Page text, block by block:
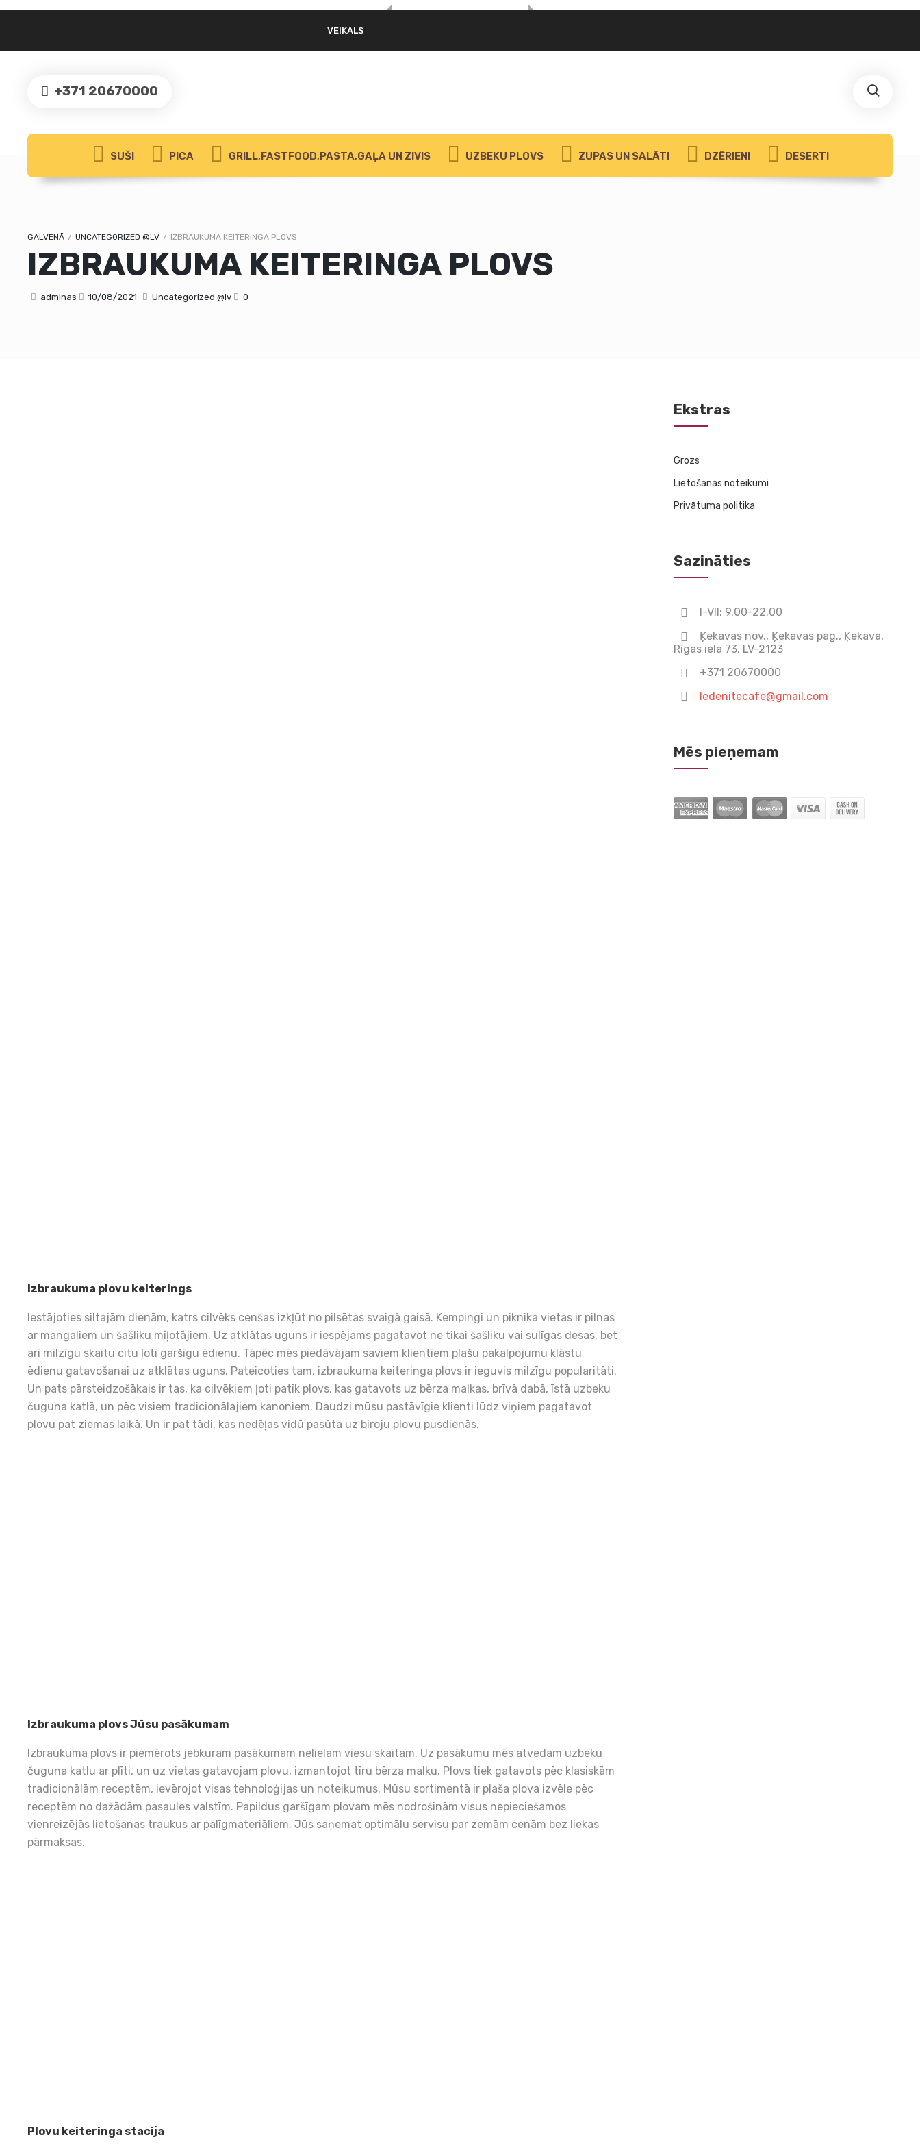
VEIKALS
+371 20670000
SUŠI PICA GRILL,FASTFOOD,PASTA,GAĻA UN ZIVIS UZBEKU PLOVS ZUPAS UN SALĀTI DZĒRIENI DESERTI
GALVENĀ / UNCATEGORIZED @LV / IZBRAUKUMA KEITERINGA PLOVS
IZBRAUKUMA KEITERINGA PLOVS
adminas 10/08/2021 Uncategorized @lv 0
Izbraukuma plovu keiterings
Iestājoties siltajām dienām, katrs cilvēks cenšas izkļūt no pilsētas svaigā gaisā. Kempingi un piknika vietas ir pilnas
ar mangaliem un šašliku mīļotājiem. Uz atklātas uguns ir iespējams pagatavot ne tikai šašliku vai sulīgas desas, bet
arī milzīgu skaitu citu ļoti garšīgu ēdienu. Tāpēc mēs piedāvājam saviem klientiem plašu pakalpojumu klāstu
ēdienu gatavošanai uz atklātas uguns. Pateicoties tam, izbraukuma keiteringa plovs ir ieguvis milzīgu popularitāti.
Un pats pārsteidzošākais ir tas, ka cilvēkiem ļoti patīk plovs, kas gatavots uz bērza malkas, brīvā dabā, īstā uzbeku
čuguna katlā, un pēc visiem tradicionālajiem kanoniem. Daudzi mūsu pastāvīgie klienti lūdz viņiem pagatavot
plovu pat ziemas laikā. Un ir pat tādi, kas nedēļas vidū pasūta uz biroju plovu pusdienās.
Izbraukuma plovs Jūsu pasākumam
Izbraukuma plovs ir piemērots jebkuram pasākumam nelielam viesu skaitam. Uz pasākumu mēs atvedam uzbeku
čuguna katlu ar plīti, un uz vietas gatavojam plovu, izmantojot tīru bērza malku. Plovs tiek gatavots pēc klasiskām
tradicionālām receptēm, ievērojot visas tehnoloģijas un noteikumus. Mūsu sortimentā ir plaša plova izvēle pēc
receptēm no dažādām pasaules valstīm. Papildus garšīgam plovam mēs nodrošinām visus nepieciešamos
vienreizējās lietošanas traukus ar palīgmateriāliem. Jūs saņemat optimālu servisu par zemām cenām bez liekas
pārmaksas.
Plovu keiteringa stacija
Ekstras
Grozs
Lietošanas noteikumi
Privātuma politika
Sazināties
I-VII: 9.00-22.00
Ķekavas nov., Ķekavas pag., Ķekava,
Rīgas iela 73, LV-2123
+371 20670000
ledenitecafe@gmail.com
Mēs pieņemam